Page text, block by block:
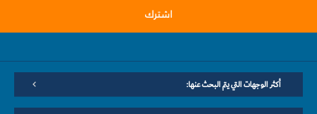
اشترك
أكثر الوجهات التي يتم البحث عنها: